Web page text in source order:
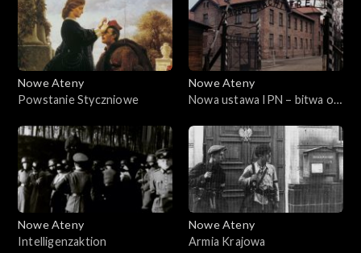
Nowe Ateny
Powstanie Styczniowe
Nowe Ateny
Nowa ustawa IPN – bitwa o
próba cenzury?
Nowe Ateny
Intelligenzaktion
Nowe Ateny
Armia Krajowa